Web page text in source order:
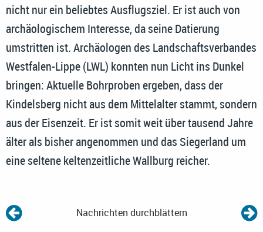
nicht nur ein beliebtes Ausflugsziel. Er ist auch von
archäologischem Interesse, da seine Datierung
umstritten ist. Archäologen des Landschaftsverbandes
Westfalen-Lippe (LWL) konnten nun Licht ins Dunkel
bringen: Aktuelle Bohrproben ergeben, dass der
Kindelsberg nicht aus dem Mittelalter stammt, sondern
aus der Eisenzeit. Er ist somit weit über tausend Jahre
älter als bisher angenommen und das Siegerland um
eine seltene keltenzeitliche Wallburg reicher.
Nachrichten durchblättern